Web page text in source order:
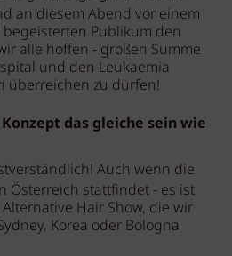
an diesem Abend vor einem
begeisterten Publikum den
alle hoffen - großen Summe
und den Leukaemia
überreichen zu dürfen!
das gleiche sein wie
Auch wenn die
Österreich stattfindet - es ist
Hair Show, die wir
Korea oder Bologna